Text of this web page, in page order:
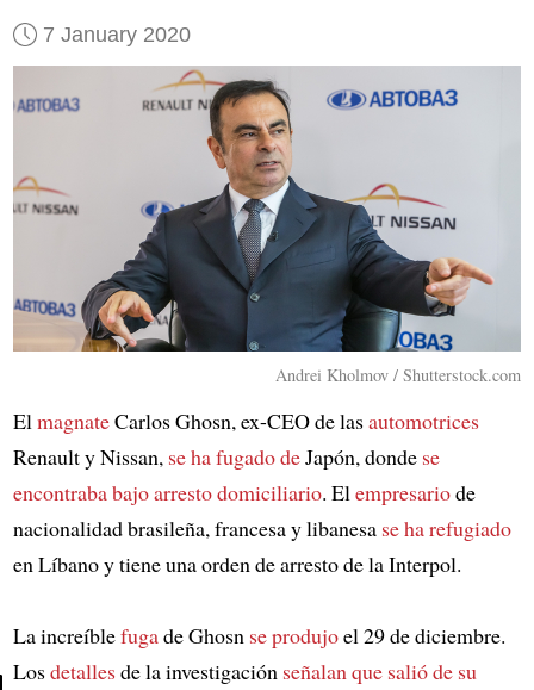
7 January 2020
Andrei Kholmov / Shutterstock.com
El magnateCarlos Ghosn, ex-CEO de lasautomotrices
Renault y Nissan, se ha fugado deJapón, donde se
encontraba bajo arresto domiciliario. El empresariode
nacionalidad brasileña, francesa y libanesa se ha refugiado
en Líbano y tiene una orden de arresto de la Interpol.
La increíblefugade Ghosn se produjoel 29 de diciembre.
Losdetallesde la investigación señalan que salió de su